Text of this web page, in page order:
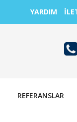
YARDIM
REFERANSLAR